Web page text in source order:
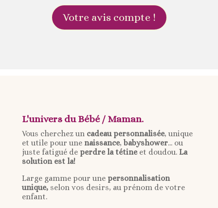
Votre avis compte !
L'univers du Bébé / Maman.
Vous cherchez un cadeau personnalisée, unique
et utile pour une naissance, babyshower... ou
juste fatigué de perdre la tétineet doudou. La
solution est la!
Large gamme pour une personnalisation
unique,selon vos desirs, au prénom de votre
enfant.